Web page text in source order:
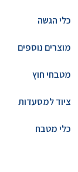
כלי הגשה
מוצרים נוספים
מטבחי חוץ
ציוד למסעדות
כלי מטבח